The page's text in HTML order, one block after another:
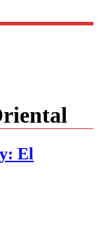
El